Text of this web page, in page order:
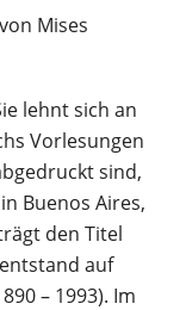
Mises
lehnt sich an
Vorlesungen
sind,
Buenos Aires,
den Titel
auf
– 1993). Im